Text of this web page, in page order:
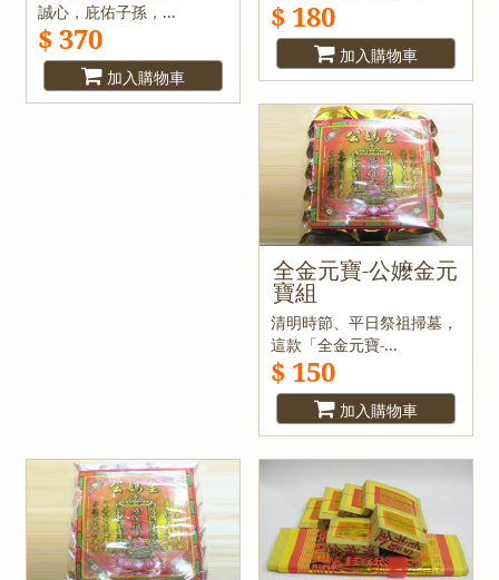
誠心，庇佑子孫，...
$ 370
加入購物車
$ 180
加入購物車
全金元寶-公嬤金元
寶組
清明時節、平日祭祖掃墓，
這款「全金元寶-...
$ 150
加入購物車